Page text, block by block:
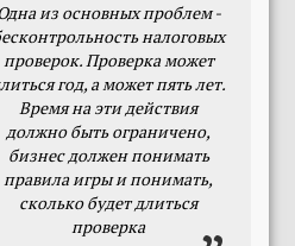
из основных проблем -
налоговых
проверок. Проверка может
год, а может пять лет.
Время на эти действия
должно быть ограничено,
бизнес должен понимать
правила игры и понимать,
сколько будет длиться
проверка